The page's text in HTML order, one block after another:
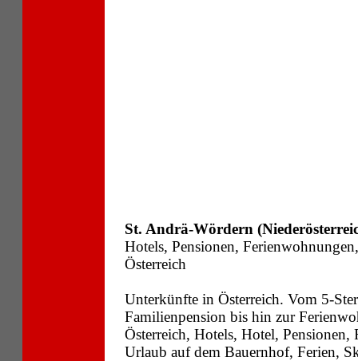
St. Andrä-Wördern
Hotels, Pensionen,
Österreich
Unterkünfte in Österreich. Vom 5-
Familienpension bis hin zur
Österreich, Hotels, Hotel,
Urlaub auf dem Bauernhof, Ferien,